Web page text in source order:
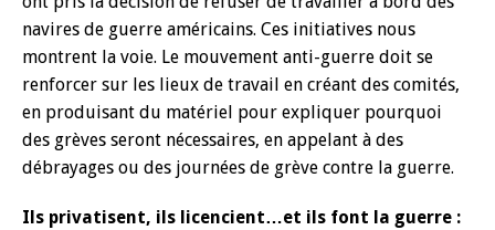
navires de guerre américains. Ces initiatives nous
montrent la voie. Le mouvement anti-guerre doit se
renforcer sur les lieux de travail en créant des comités,
en produisant du matériel pour expliquer pourquoi
des grèves seront nécessaires, en appelant à des
débrayages ou des journées de grève contre la guerre.
Ils privatisent, ils licencient…et ils font la guerre :